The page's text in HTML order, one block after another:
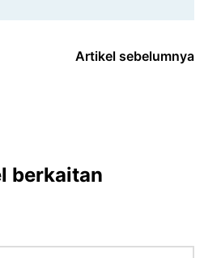
Artikel sebelumnya
berkaitan